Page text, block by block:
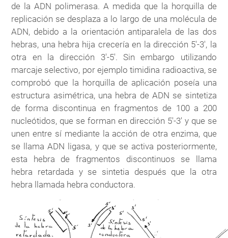
de la ADN polimerasa. A medida que la horquilla de
replicación se desplaza a lo largo de una molécula de
ADN, debido a la orientación antiparalela de las dos
hebras, una hebra hija crecería en la dirección 5'-3', la
otra en la dirección 3'-5'. Sin embargo utilizando
marcaje selectivo, por ejemplo timidina radioactiva, se
comprobó que la horquilla de aplicación poseía una
estructura asimétrica, una hebra de ADN se sintetiza
de forma discontinua en fragmentos de 100 a 200
nucleótidos, que se forman en dirección 5'-3' y que se
unen entre sí mediante la acción de otra enzima, que
se llama ADN ligasa, y que se activa posteriormente,
esta hebra de fragmentos discontinuos se llama
hebra retardada y se sintetia después que la otra
hebra llamada hebra conductora.